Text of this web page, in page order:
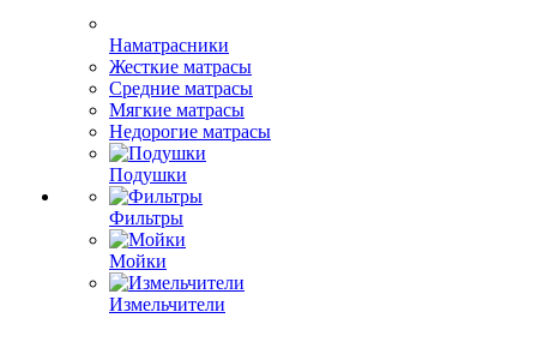
Наматрасники
Жесткие матрасы
Средние матрасы
Мягкие матрасы
Недорогие матрасы
Подушки
Фильтры
Мойки
Измельчители